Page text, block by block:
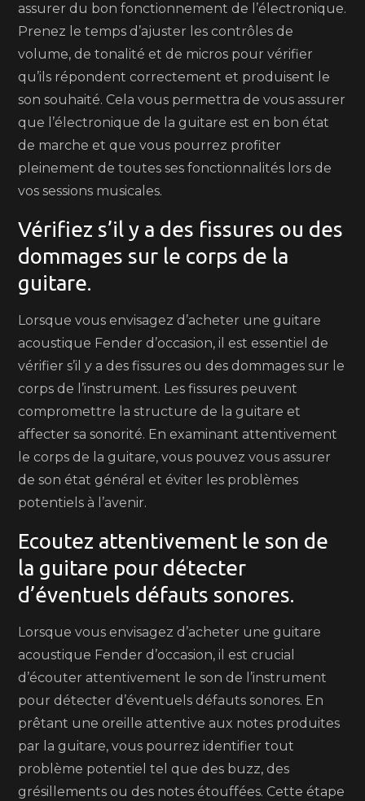
assurer du bon fonctionnement de l’électronique.
Prenez le temps d’ajuster les contrôles de
volume, de tonalité et de micros pour vérifier
qu’ils répondent correctement et produisent le
son souhaité. Cela vous permettra de vous assurer
que l’électronique de la guitare est en bon état
de marche et que vous pourrez profiter
pleinement de toutes ses fonctionnalités lors de
vos sessions musicales.
Vérifiez s’il y a des fissures ou des
dommages sur le corps de la
guitare.
Lorsque vous envisagez d’acheter une guitare
acoustique Fender d’occasion, il est essentiel de
vérifier s’il y a des fissures ou des dommages sur le
corps de l’instrument. Les fissures peuvent
compromettre la structure de la guitare et
affecter sa sonorité. En examinant attentivement
le corps de la guitare, vous pouvez vous assurer
de son état général et éviter les problèmes
potentiels à l’avenir.
Ecoutez attentivement le son de
la guitare pour détecter
d’éventuels défauts sonores.
Lorsque vous envisagez d’acheter une guitare
acoustique Fender d’occasion, il est crucial
d’écouter attentivement le son de l’instrument
pour détecter d’éventuels défauts sonores. En
prêtant une oreille attentive aux notes produites
par la guitare, vous pourrez identifier tout
problème potentiel tel que des buzz, des
grésillements ou des notes étouffées. Cette étape